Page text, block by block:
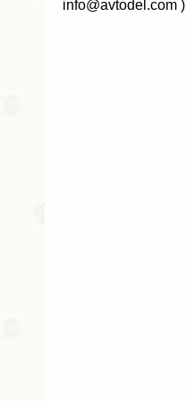
info@avtodel.com )